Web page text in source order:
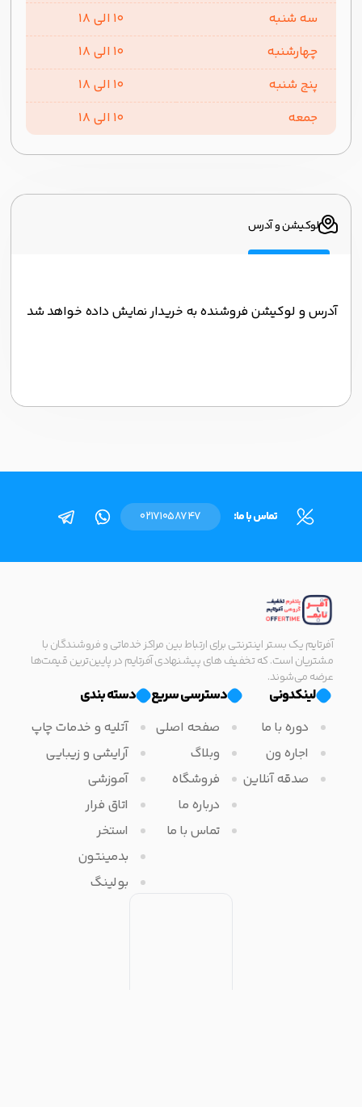
سه شنبه
10 الی 18
چهارشنبه
10 الی 18
پنج شنبه
10 الی 18
جمعه
10 الی 18
لوکیشن و آدرس
آدرس و لوکیشن فروشنده به خریدار نمایش داده خواهد شد
تماس با ما: 02171058747
آفرتایم یک بستر اینترنتی برای ارتباط بین مراکز خدماتی و فروشندگان با
مشتریان است. که تخفیف های پیشنهادی آفرتایم در پایین‌ترین قیمت‌ها
عرضه می‌شوند.
لینکدونی
دوره با ما
اجاره ون
صدقه آنلاین
دسترسی سریع
صفحه اصلی
وبلاگ
فروشگاه
درباره ما
تماس با ما
دسته بندی
آتلیه و خدمات چاپ
آرایشی و زیبایی
آموزشی
اتاق فرار
استخر
بدمینتون
بولینگ